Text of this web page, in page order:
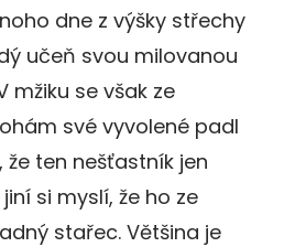
dne z výšky střechy
učeň svou milovanou
mžiku se však ze
své vyvolené padl
že ten nešťastník jen
si myslí, že ho ze
stařec. Většina je